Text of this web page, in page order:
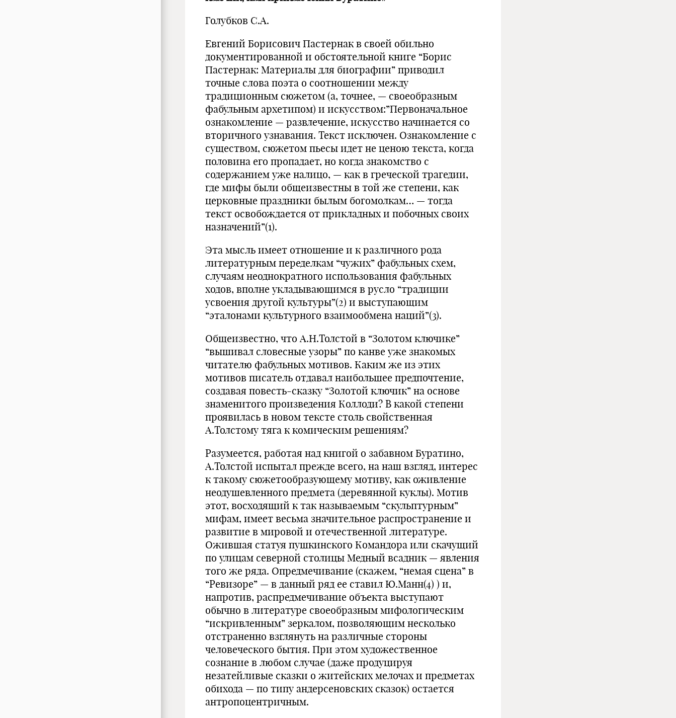
Голубков С.А.
Евгений Борисович Пастернак в своей обильно
документированной и обстоятельной книге “Борис
Пастернак: Материалы для биографии” приводил
точные слова поэта о соотношении между
традиционным сюжетом (а, точнее, — своеобразным
фабульным архетипом) и искусством:”Первоначальное
ознакомление — развлечение, искусство начинается со
вторичного узнавания. Текст исключен. Ознакомление с
существом, сюжетом пьесы идет не ценою текста, когда
половина его пропадает, но когда знакомство с
содержанием уже налицо, — как в греческой трагедии,
где мифы были общеизвестны в той же степени, как
церковные праздники былым богомолкам… — тогда
текст освобождается от прикладных и побочных своих
назначений”(1).
Эта мысль имеет отношение и к различного рода
литературным переделкам “чужих” фабульных схем,
случаям неоднократного использования фабульных
ходов, вполне укладывающимся в русло “традиции
усвоения другой культуры”(2) и выступающим
“эталонами культурного взаимообмена наций”(3).
Общеизвестно, что А.Н.Толстой в “Золотом ключике”
“вышивал словесные узоры” по канве уже знакомых
читателю фабульных мотивов. Каким же из этих
мотивов писатель отдавал наибольшее предпочтение,
создавая повесть-сказку “Золотой ключик” на основе
знаменитого произведения Коллоди? В какой степени
проявилась в новом тексте столь свойственная
А.Толстому тяга к комическим решениям?
Разумеется, работая над книгой о забавном Буратино,
А.Толстой испытал прежде всего, на наш взгляд, интерес
к такому сюжетообразующему мотиву, как оживление
неодушевленного предмета (деревянной куклы). Мотив
этот, восходящий к так называемым “скульптурным”
мифам, имеет весьма значительное распространение и
развитие в мировой и отечественной литературе.
Ожившая статуя пушкинского Командора или скачущий
по улицам северной столицы Медный всадник — явления
того же ряда. Опредмечивание (скажем, “немая сцена” в
“Ревизоре” — в данный ряд ее ставил Ю.Манн(4) ) и,
напротив, распредмечивание объекта выступают
обычно в литературе своеобразным мифологическим
“искривленным” зеркалом, позволяющим несколько
отстраненно взглянуть на различные стороны
человеческого бытия. При этом художественное
сознание в любом случае (даже продуцируя
незатейливые сказки о житейских мелочах и предметах
обихода — по типу андерсеновских сказок) остается
антропоцентричным.